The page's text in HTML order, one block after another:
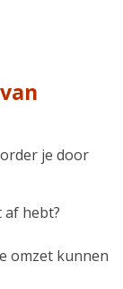
je door
hebt?
omzet kunnen